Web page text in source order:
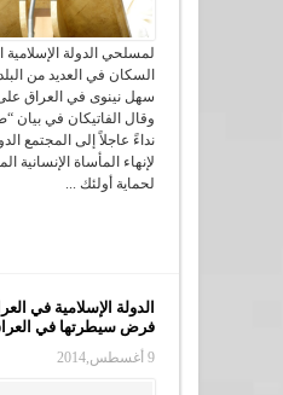
لمسلحي الدولة الإسلامية
السكان في العديد من
سهل نينوى في العراق
وقال الفاتيكان في بيان
نداءً عاجلاً إلى المجتمع
لإنهاء المأساة الإنسانية
لحماية أولئك ...
الدولة الإسلامية في
فرض سيطرتها في
9 أغسطس,2014